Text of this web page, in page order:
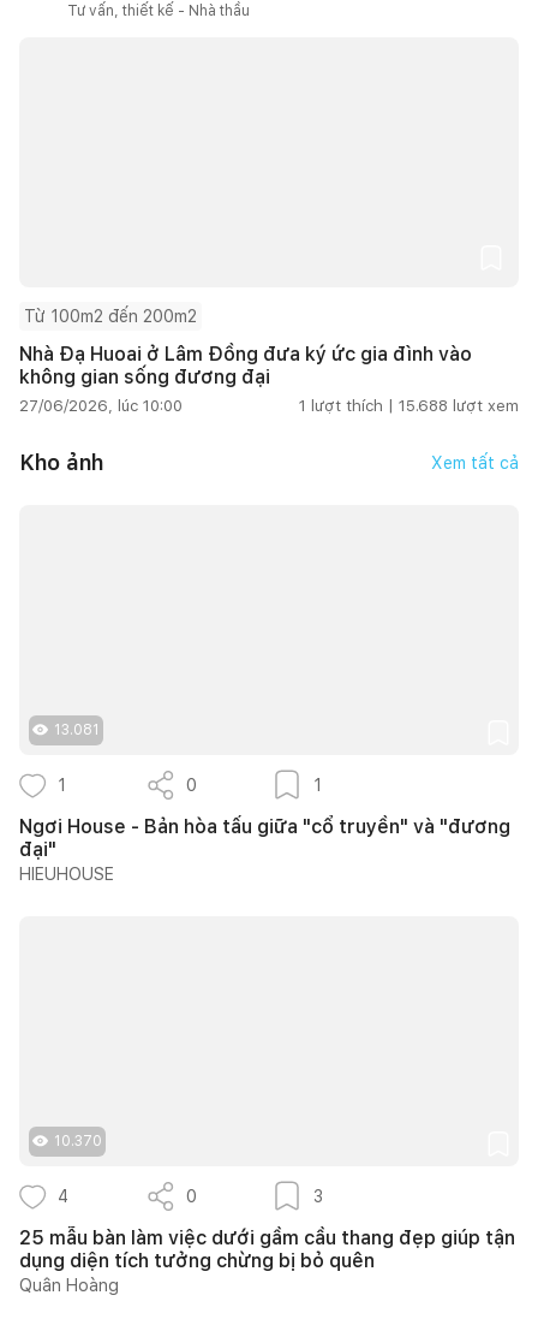
Tư vấn, thiết kế - Nhà thầu
Từ 100m2 đến 200m2
Nhà Đạ Huoai ở Lâm Đồng đưa ký ức gia đình vào
không gian sống đương đại
27/06/2026, lúc 10:00 1 lượt thích | 15.688 lượt xem
Kho ảnh Xem tất cả
13.081
1 0 1
Ngơi House - Bản hòa tấu giữa "cổ truyền" và "đương
đại"
HIEUHOUSE
10.370
4 0 3
25 mẫu bàn làm việc dưới gầm cầu thang đẹp giúp tận
dụng diện tích tưởng chừng bị bỏ quên
Quân Hoàng